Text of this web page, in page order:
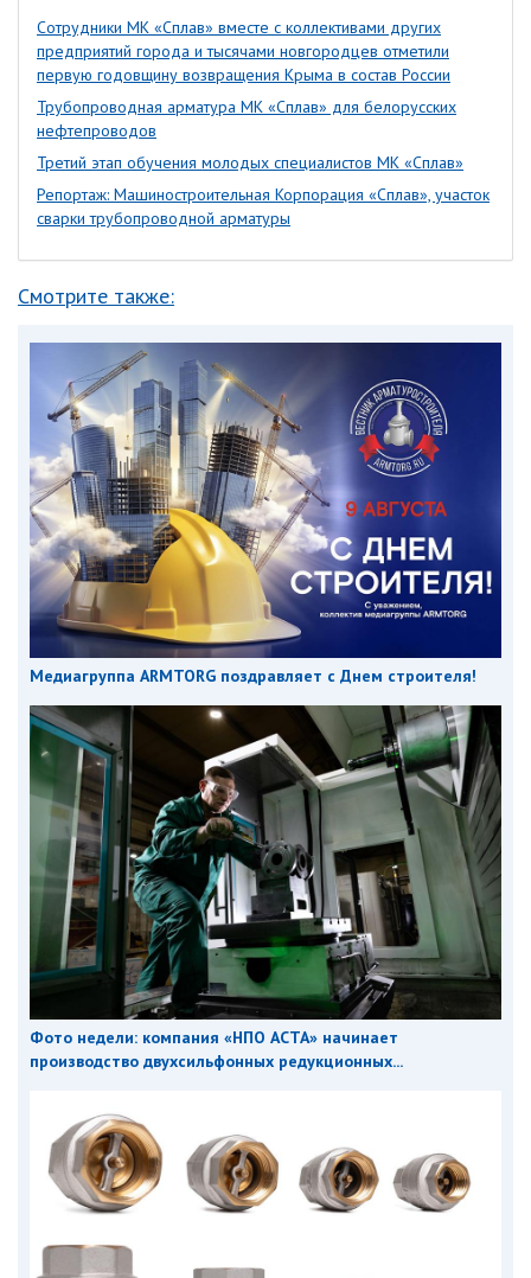
Сотрудники МК «Сплав» вместе с коллективами других
предприятий города и тысячами новгородцев отметили
первую годовщину возвращения Крыма в состав России
Трубопроводная арматура МК «Сплав» для белорусских
нефтепроводов
Третий этап обучения молодых специалистов МК «Сплав»
Репортаж: Машиностроительная Корпорация «Сплав», участок
сварки трубопроводной арматуры
Смотрите также:
Медиагруппа ARMTORG поздравляет с Днем строителя!
Фото недели: компания «НПО АСТА» начинает
производство двухсильфонных редукционных...